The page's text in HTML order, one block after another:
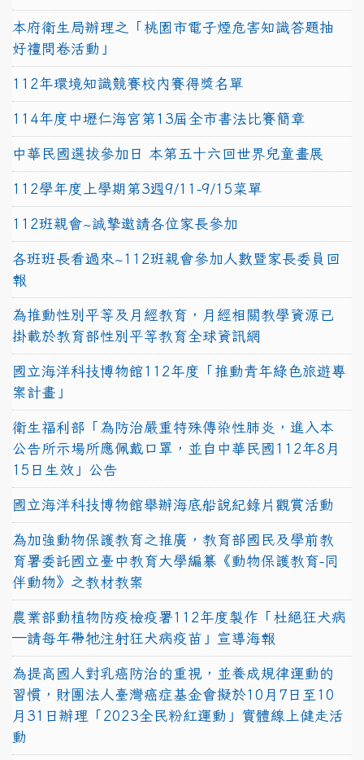
本府衛生局辦理之「桃園市電子煙危害知識答題抽
好禮問卷活動」
112年環境知識競賽校內賽得獎名單
114年度中壢仁海宮第13屆全市書法比賽簡章
中華民國選拔參加日 本第五十六回世界兒童畫展
112學年度上學期第3週9/11-9/15菜單
112班親會~誠摯邀請各位家長參加
各班班長看過來~112班親會參加人數暨家長委員回
報
為推動性別平等及月經教育，月經相關教學資源已
掛載於教育部性別平等教育全球資訊網
國立海洋科技博物館112年度「推動青年綠色旅遊專
案計畫」
衛生福利部「為防治嚴重特殊傳染性肺炎，進入本
公告所示場所應佩戴口罩，並自中華民國112年8月
15日生效」公告
國立海洋科技博物館舉辦海底船說紀錄片觀賞活動
為加強動物保護教育之推廣，教育部國民及學前教
育署委託國立臺中教育大學編纂《動物保護教育-同
伴動物》之教材教案
農業部動植物防疫檢疫署112年度製作「杜絕狂犬病
—請每年帶牠注射狂犬病疫苗」宣導海報
為提高國人對乳癌防治的重視，並養成規律運動的
習慣，財團法人臺灣癌症基金會擬於10月7日至10
月31日辦理「2023全民粉紅運動」實體線上健走活
動